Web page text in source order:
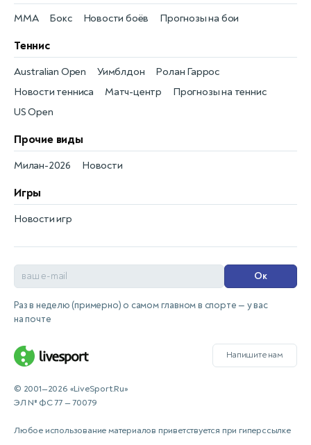
Новости боёв
MMA Прогнозы на бои
Бокс
Теннис
Новости тенниса
Australian Open
Матч-центр
Уимблдон
Прогнозы на теннис
Ролан Гаррос
US Open
Прочие виды
Новости
Милан-2026
Игры
Новости игр
Ок
Раз в неделю (примерно) о самом главном в спорте — у вас
на почте
Напишите нам
© 2001—2026 «LiveSport.Ru»
ЭЛ № ФС 77 — 70079
Любое использование материалов приветствуется при гиперссылке